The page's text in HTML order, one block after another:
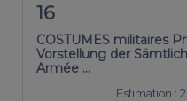
16
COSTUMES militaires
Vorstellung der
Armée …
Estimation :